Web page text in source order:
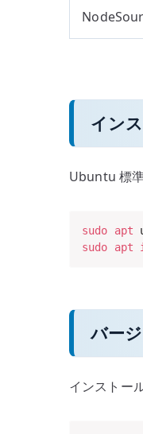
イン
Ubuntu 標
sudo apt
sudo
apt
バー
インストー